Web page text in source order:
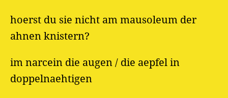
hoerst du sie nicht am mausoleum der
ahnen knistern?
im narcein die augen / die aepfel in
doppelnaehtigen